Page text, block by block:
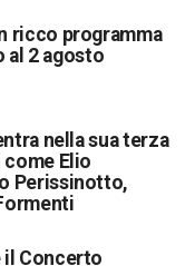
ricco programma
al 2 agosto
nella sua terza
Elio
Perissinotto,
il Concerto